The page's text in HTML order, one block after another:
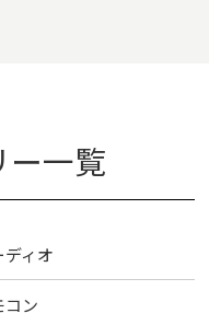
ー一覧
ディオ
コン